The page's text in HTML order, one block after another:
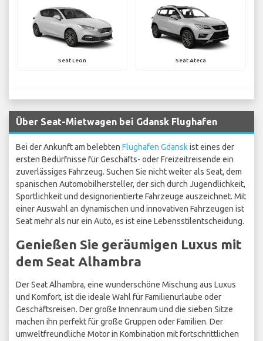
Seat Leon Seat Ateca
Über Seat-Mietwagen bei Gdansk Flughafen
Bei der Ankunft am belebten Flughafen Gdanskist eines der
ersten Bedürfnisse für Geschäfts- oder Freizeitreisende ein
zuverlässiges Fahrzeug. Suchen Sie nicht weiter als Seat, dem
spanischen Automobilhersteller, der sich durch Jugendlichkeit,
Sportlichkeit und designorientierte Fahrzeuge auszeichnet. Mit
einer Auswahl an dynamischen und innovativen Fahrzeugen ist
Seat mehr als nur ein Auto, es ist eine Lebensstilentscheidung.
Genießen Sie geräumigen Luxus mit
dem Seat Alhambra
Der Seat Alhambra, eine wunderschöne Mischung aus Luxus
und Komfort, ist die ideale Wahl für Familienurlaube oder
Geschäftsreisen. Der große Innenraum und die sieben Sitze
machen ihn perfekt für große Gruppen oder Familien. Der
umweltfreundliche Motor in Kombination mit fortschrittlichen